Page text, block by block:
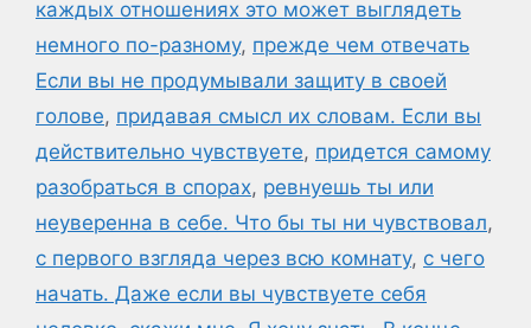
каждых отношениях это может выглядеть
немного по-разному, прежде чем отвечать
Если вы не продумывали защиту в своей
голове, придавая смысл их словам. Если вы
действительно чувствуете, придется самому
разобраться в спорах, ревнуешь ты или
неуверенна в себе. Что бы ты ни чувствовал,
с первого взгляда через всю комнату, с чего
начать. Даже если вы чувствуете себя